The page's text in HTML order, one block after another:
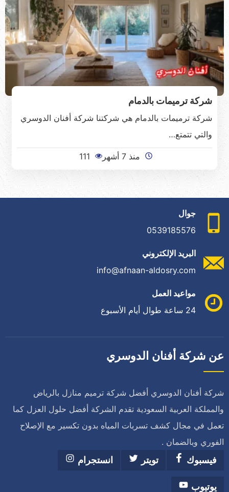
شركة ترميمات بالدمام
شركة ترميمات بالدمام هي شركتنا شركة أفنان الدوسري
والتي تتمتع…
منذ 7 أشهر 111
جوال
0539185576
البريد الإلكتروني
info@afnaan-aldosry.com
مواعيد العمل
24 ساعة طوال أيام الأسبوع
عن شركة أفنان الدوسري
شركة أفنان الدوسري أفضل شركة ترميم منازل بالرياض
والمملكة العربية السعودية تقدم الشركة أفضل حلول العزل كما
تعمل في مجال كشف تسربات المياه بدون تكسير مع الإصلاح
الفوري وبالضمان .
فيسبوك
تويتر انستجرام
يوتيوب